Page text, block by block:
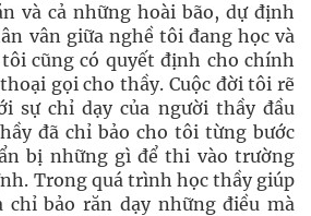
và cả những hoài bão, dự định
vân giữa nghề tôi đang học và
cũng có quyết định cho chính
gọi cho thầy. Cuộc đời tôi rẽ
sự chỉ dạy của người thầy đầu
đã chỉ bảo cho tôi từng bước
bị những gì để thi vào trường
Trong quá trình học thầy giúp
bảo răn dạy những điều mà